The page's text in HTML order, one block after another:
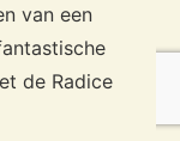
van een
de Radice